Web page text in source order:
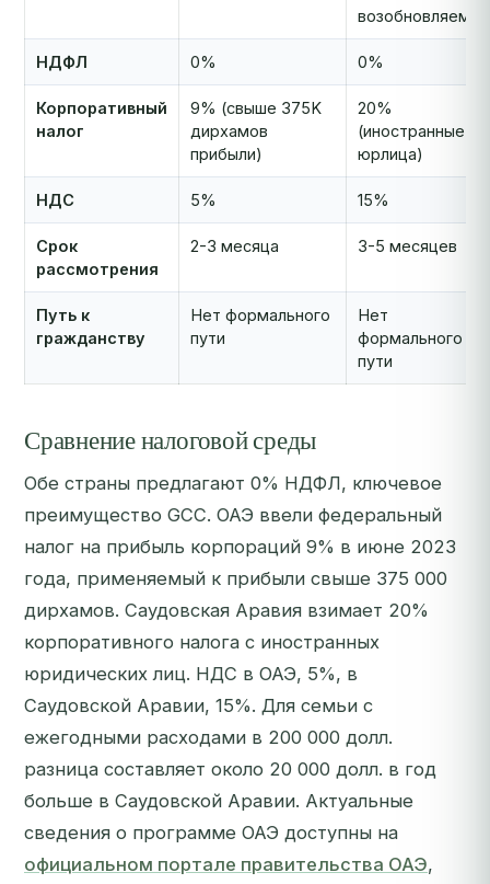
возобновляемый
НДФЛ 0% 0%
Корпоративный
налог
9% (свыше 375K
дирхамов
прибыли)
20%
(иностранные
юрлица)
НДС 5% 15%
Срок
рассмотрения
2-3 месяца 3-5 месяцев
Путь к
гражданству
Нет формального
пути
Нет
формального
пути
Сравнение налоговой среды
Обе страны предлагают 0% НДФЛ, ключевое
преимущество GCC. ОАЭ ввели федеральный
налог на прибыль корпораций 9% в июне 2023
года, применяемый к прибыли свыше 375 000
дирхамов. Саудовская Аравия взимает 20%
корпоративного налога с иностранных
юридических лиц. НДС в ОАЭ, 5%, в
Саудовской Аравии, 15%. Для семьи с
ежегодными расходами в 200 000 долл.
разница составляет около 20 000 долл. в год
больше в Саудовской Аравии. Актуальные
сведения о программе ОАЭ доступны на
официальном портале правительства ОАЭ,